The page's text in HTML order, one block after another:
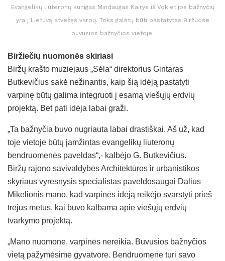
Evangelikų liuteronų kunigas Mindaugas Kairys iš Vokietijos bažnyčių
yra į Lietuvą atvežęs varpų. Toks galėtų būti pastatytas Biržuose
buvusios bažnyčios vietoje.
Biržiečių nuomonės skiriasi
Biržų krašto muziejaus „Sėla“ direktorius Gintaras
Butkevičius sakė nežinantis, kaip šią idėją pastatyti
varpinę būtų galima integruoti į esamą viešųjų erdvių
projektą. Bet pati idėja labai graži.
„Ta bažnyčia buvo nugriauta labai drastiškai. Aš už, kad
toje vietoje būtų įamžintas evangelikų liuteronų
bendruomenės paveldas“,- kalbėjo G. Butkevičius.
Biržų rajono savivaldybės Architektūros ir urbanistikos
skyriaus vyresnysis specialistas paveldosaugai Dalius
Mikelionis mano, kad varpinės idėją reikėjo svarstyti prieš
trejus metus, kai buvo kalbama apie viešųjų erdvių
tvarkymo projektą.
„Mano nuomone, varpinės nereikia. Buvusios bažnyčios
vietą pažymėsime gyvatvore. Bendruomenė turi savo